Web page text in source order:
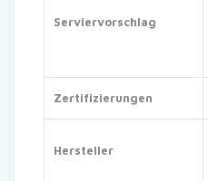
Serviervorschlag
Zertifizierungen
Hersteller